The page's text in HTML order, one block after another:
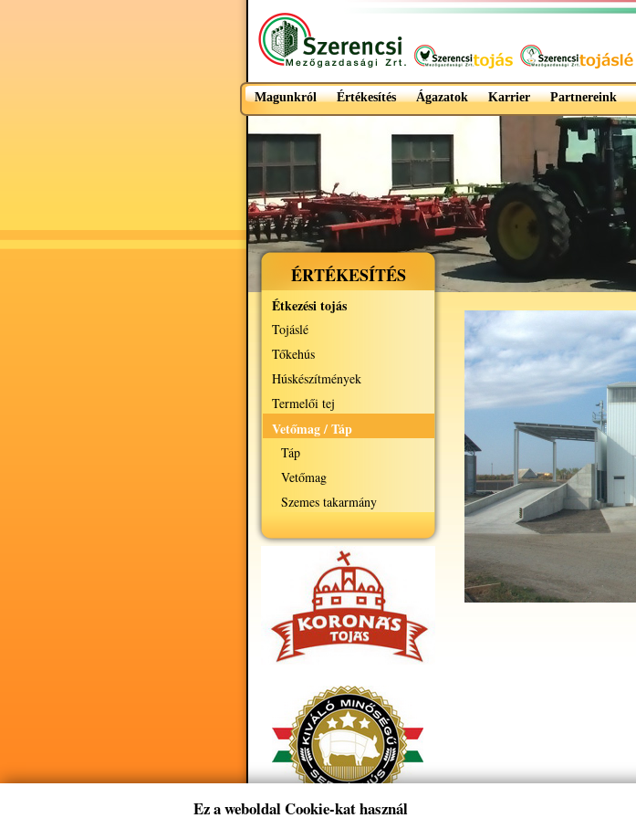
Magunkról Értékesítés Ágazatok Karrier Partnereink
ÉRTÉKESÍTÉS
Étkezési tojás
Tojáslé
Tőkehús
Húskészítmények
Termelői tej
Vetőmag / Táp
Táp
Vetőmag
Szemes takarmány
Ez a weboldal Cookie-kat használ